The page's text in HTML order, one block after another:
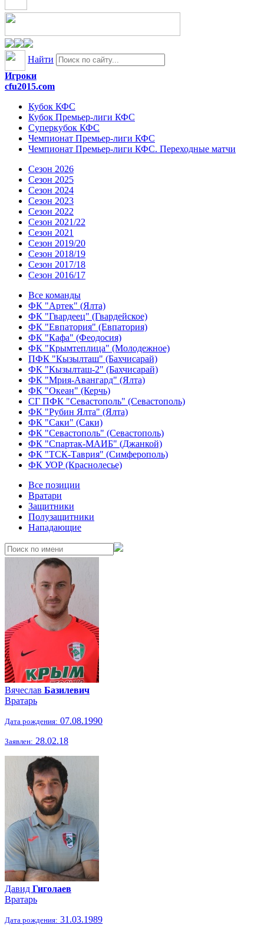
Найти
Игроки
cfu2015.com
Кубок КФС
Кубок Премьер-лиги КФС
Суперкубок КФС
Чемпионат Премьер-лиги КФС
Чемпионат Премьер-лиги КФС. Переходные матчи
Сезон 2026
Сезон 2025
Сезон 2024
Сезон 2023
Сезон 2022
Сезон 2021/22
Сезон 2021
Сезон 2019/20
Сезон 2018/19
Сезон 2017/18
Сезон 2016/17
Все команды
ФК "Артек" (Ялта)
ФК "Гвардеец" (Гвардейское)
ФК "Евпатория" (Евпатория)
ФК "Кафа" (Феодосия)
ФК "Крымтеплица" (Молодежное)
ПФК "Кызылташ" (Бахчисарай)
ФК "Кызылташ-2" (Бахчисарай)
ФК "Мрия-Авангард" (Ялта)
ФК "Океан" (Керчь)
СГ ПФК "Севастополь" (Севастополь)
ФК "Рубин Ялта" (Ялта)
ФК "Саки" (Саки)
ФК "Севастополь" (Севастополь)
ФК "Спартак-МАИБ" (Джанкой)
ФК "ТСК-Таврия" (Симферополь)
ФК УОР (Краснолесье)
Все позиции
Вратари
Защитники
Полузащитники
Нападающие
Вячеслав Базилевич
Вратарь
Дата рождения: 07.08.1990
Заявлен: 28.02.18
Давид Гиголаев
Вратарь
Дата рождения: 31.03.1989